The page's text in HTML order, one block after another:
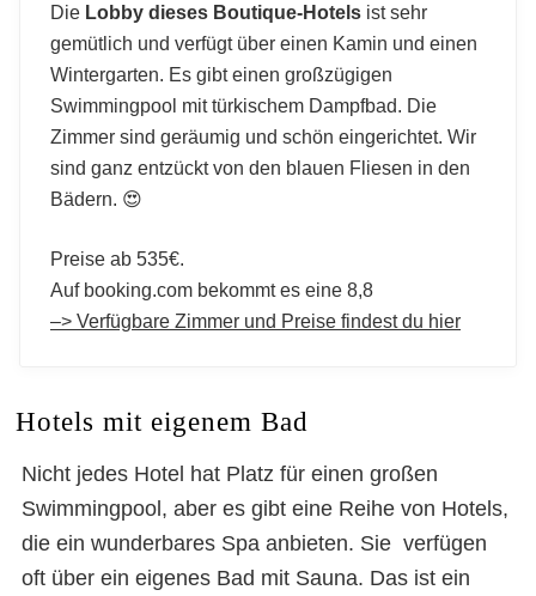
Die Lobby dieses Boutique-Hotels ist sehr
gemütlich und verfügt über einen Kamin und einen
Wintergarten. Es gibt einen großzügigen
Swimmingpool mit türkischem Dampfbad. Die
Zimmer sind geräumig und schön eingerichtet. Wir
sind ganz entzückt von den blauen Fliesen in den
Bädern. 😍
Preise ab 535€.
Auf booking.com bekommt es eine 8,8
–> Verfügbare Zimmer und Preise findest du hier
Hotels mit eigenem Bad
Nicht jedes Hotel hat Platz für einen großen
Swimmingpool, aber es gibt eine Reihe von Hotels,
die ein wunderbares Spa anbieten. Sie verfügen
oft über ein eigenes Bad mit Sauna. Das ist ein